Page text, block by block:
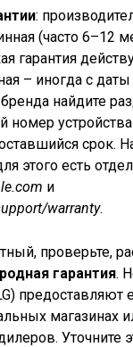
:
(часто 6–12
гарантия
– иногда с
найдите
номер
срок.
этого есть
и
warranty.
проверьте,
гарантия.
предоставляют
магазинах
Уточните